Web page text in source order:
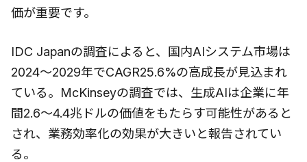
価が重要です。
IDC Japanの調査によると、国内AIシステム市場は
2024〜2029年でCAGR25.6%の高成長が見込まれ
ている。McKinseyの調査では、生成AIは企業に年
間2.6〜4.4兆ドルの価値をもたらす可能性があると
され、業務効率化の効果が大きいと報告されてい
る。